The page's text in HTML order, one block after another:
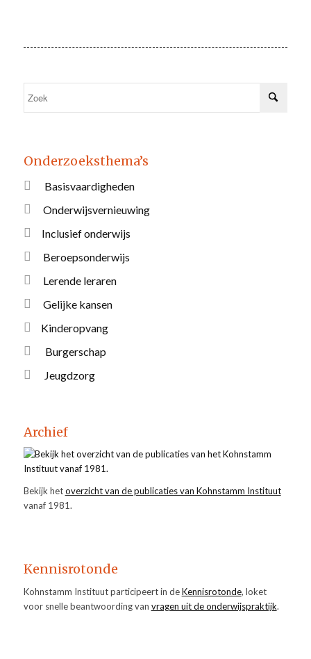
Onderzoeksthema’s
Basisvaardigheden
Onderwijsvernieuwing
Inclusief onderwijs
Beroepsonderwijs
Lerende leraren
Gelijke kansen
Kinderopvang
Burgerschap
Jeugdzorg
Archief
Bekijk hetoverzicht van de publicaties van Kohnstamm Instituut
vanaf 1981.
Kennisrotonde
Kohnstamm Instituut participeert in deKennisrotonde, loket
voor snelle beantwoording van vragen uit de onderwijspraktijk.